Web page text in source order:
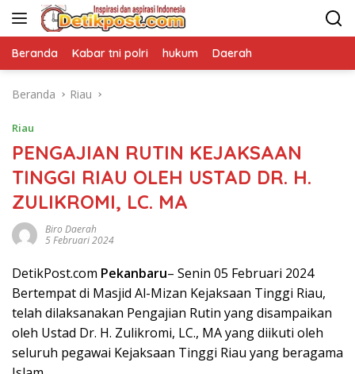
Langsung
Beranda Kabar tni polri hukum Daerah
Beranda Riau
Riau
PENGAJIAN RUTIN KEJAKSAAN
TINGGI RIAU OLEH USTAD DR. H.
ZULIKROMI, LC. MA
Biro Daerah
5 Februari 2024
DetikPost.com Pekanbaru– Senin 05 Februari 2024
Bertempat di Masjid Al-Mizan Kejaksaan Tinggi Riau,
telah dilaksanakan Pengajian Rutin yang disampaikan
oleh Ustad Dr. H. Zulikromi, LC., MA yang diikuti oleh
seluruh pegawai Kejaksaan Tinggi Riau yang beragama